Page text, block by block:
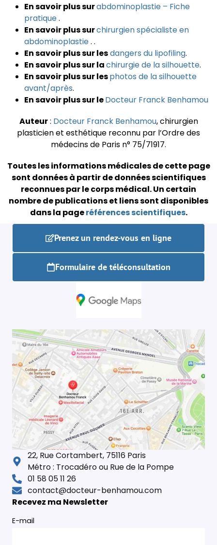
En savoir plus surabdominoplastie – Fiche
pratique.
En savoir plus surchirurgien spécialiste en
abdominoplastie. .
En savoir plus sur lesdangers du lipofiling.
En savoir plus sur lachirurgie de lasilhouette.
En savoir plus sur lesphotos de lasilhouette
avant/après.
En savoir plus sur leDocteur Franck Benhamou
Auteur: Docteur Franck Benhamou, chirurgien
plasticien et esthétique reconnu par l’Ordre des
médecins de Paris n° 75/71917.
Toutes les informations médicales de cette page
sont données à partir de données scientifiques
reconnues par le corps médical.Un certain
nombre de publications et liens sont disponibles
dans la pageréférences scientifiques.
Prenez un rendez-vous en ligne
Formulaire de téléconsultation
22, Rue Cortambert, 75116 Paris
Métro : Trocadéro ou Rue de la Pompe
01 58 05 11 26
contact@docteur-benhamou.com
Recevez ma Newsletter
E-mail